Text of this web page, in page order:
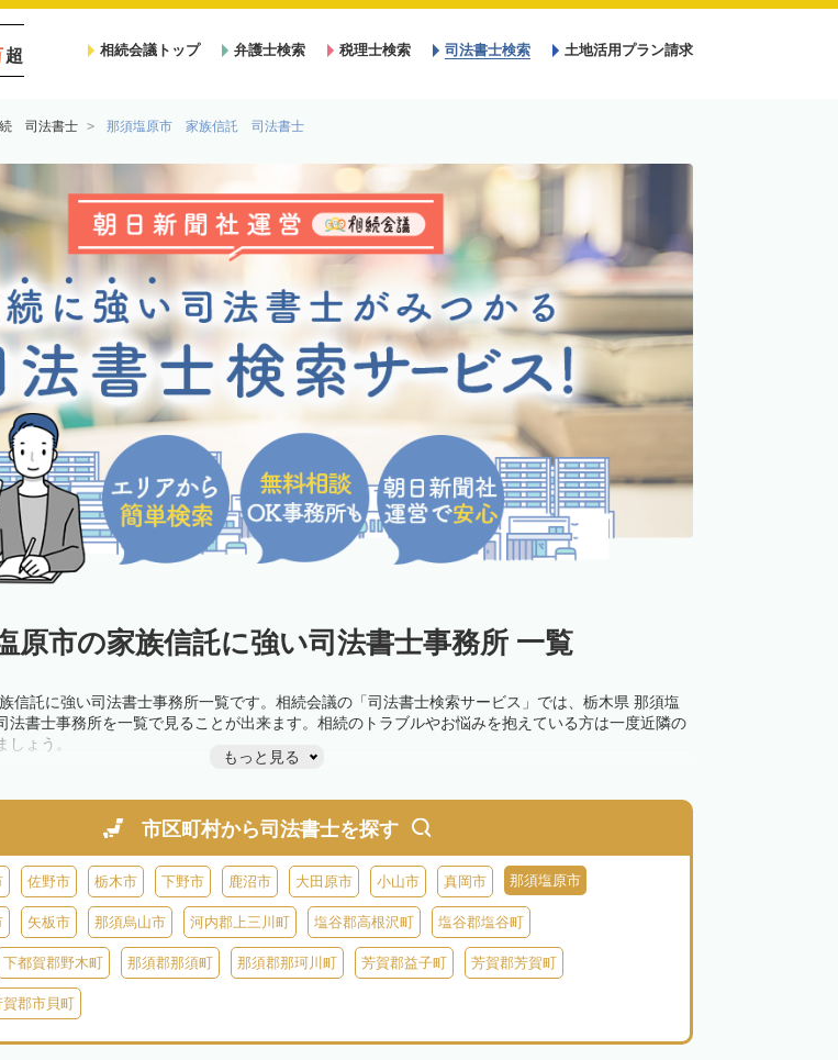
超 相続会議トップ 弁護士検索 税理士検索 司法書士検索 土地活用プラン請求
司法書士 那須塩原市 家族信託 司法書士
原市の家族信託に強い司法書士事務所 一覧
信託に強い司法書士事務所一覧です。相続会議の「司法書士検索サービス」では、栃木県 那須塩
法書士事務所を一覧で見ることが出来ます。相続のトラブルやお悩みを抱えている方は一度近隣の
ょう。
もっと見る
市区町村から司法書士を探す
佐野市 栃木市 下野市 鹿沼市 大田原市 小山市 真岡市 那須塩原市
矢板市 那須烏山市 河内郡上三川町 塩谷郡高根沢町 塩谷郡塩谷町
下都賀郡野木町 那須郡那須町 那須郡那珂川町 芳賀郡益子町 芳賀郡芳賀町
賀郡市貝町